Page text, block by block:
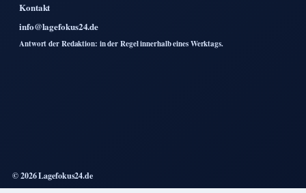
Kontakt
info@lagefokus24.de
Antwort der Redaktion: in der Regel innerhalb eines Werktags.
© 2026 Lagefokus24.de